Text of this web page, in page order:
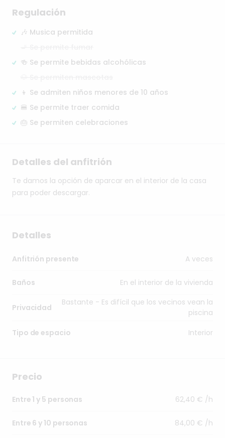
Regulación
🎶 Musica permitida
🍻 Se permite bebidas alcohólicas
👦 Se admiten niños menores de 10 años
🍔 Se permite traer comida
🎂 Se permiten celebraciones
Detalles del anfitrión
Te damos la opción de aparcar en el interior de la casa
para poder descargar.
Detalles
Anfitrión presente A veces
Baños En el interior de la vivienda
Privacidad
Bastante - Es difícil que los vecinos vean la
piscina
Tipo de espacio
Interior
Precio
Entre 1 y 5 personas 62,40 € /h
Entre 6 y 10 personas 84,00 € /h